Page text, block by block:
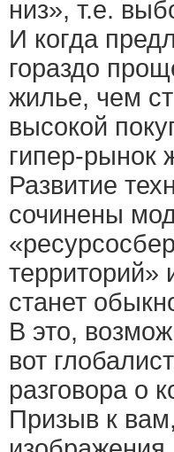
низ», т.е.
И когда
гораздо
жилье, чем
высокой
гипер-рынок
Развитие
сочинены
территорий»
станет
В это,
вот
разговора о
Призыв к